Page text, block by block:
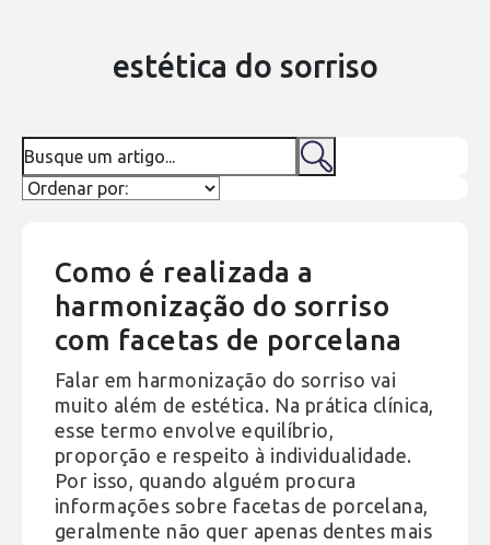
estética do sorriso
Como é realizada a
harmonização do sorriso
com facetas de porcelana
Falar em harmonização do sorriso vai
muito além de estética. Na prática clínica,
esse termo envolve equilíbrio,
proporção e respeito à individualidade.
Por isso, quando alguém procura
informações sobre facetas de porcelana,
geralmente não quer apenas dentes mais